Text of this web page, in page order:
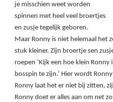
je misschien weet worden
spinnen met heel veel broertjes
en zusje tegelijk geboren.
Maar Ronny is niet helemaal het
stuk kleiner. Zijn broertje sen
roepen ‘Kijk een hoe klein Ronny
bosspin te zijn.’ Hier wordt
Ronny laat het er niet bij zitten,
Ronny doet er alles aan om net